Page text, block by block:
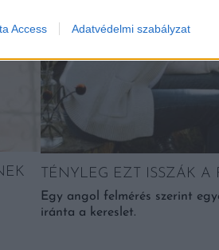
Access Adatvédelmi szabályzat
TÉNYLEG EZT ISSZÁK
Egy angol felmérés szerint
iránta a kereslet.